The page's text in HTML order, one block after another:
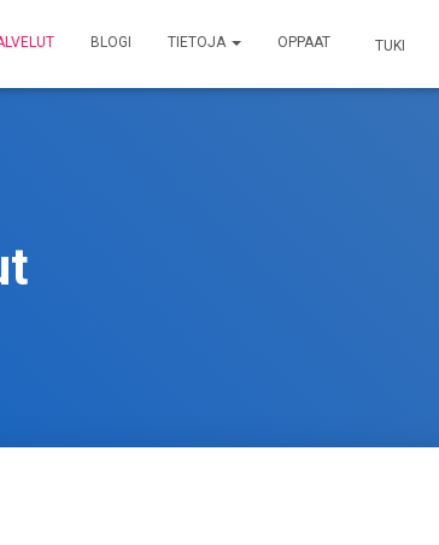
BLOGI TIETOJA OPPAAT TUKI